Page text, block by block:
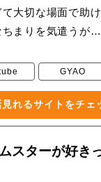
大切な場面で助
まりを気遣うが…
GYAO
れるサイトをチェ
スターが好き